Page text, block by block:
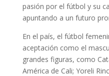
pasión por el fútbol y su
apuntando a un futuro
En el país, el fútbol
aceptación como el
grandes figuras, como
América de Cali; Yoreli